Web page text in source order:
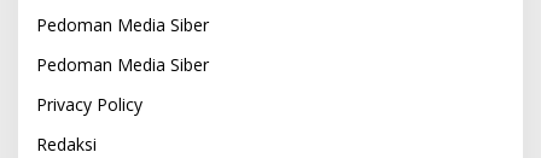
Pedoman Media Siber
Pedoman Media Siber
Privacy Policy
Redaksi